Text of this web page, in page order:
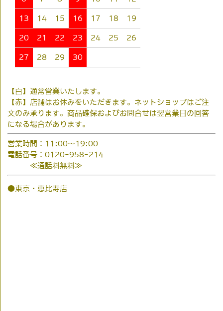
13 14 15 16 17 18 19
20 21 22 23 24 25 26
27 28 29 30
【白】通常営業いたします。
【赤】店舗はお休みをいただきます。ネットショップはご注
文のみ承ります。商品確保およびお問合せは翌営業日の回答
になる場合があります。
営業時間：11:00～19:00
電話番号：0120-958-214
≪通話料無料≫
●東京・恵比寿店